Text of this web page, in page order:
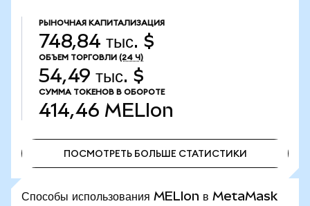
РЫНОЧНАЯ КАПИТАЛИЗАЦИЯ
748,84 тыс. $
ОБЪЕМ ТОРГОВЛИ (24 Ч)
54,49 тыс. $
СУММА ТОКЕНОВ В ОБОРОТЕ
414,46 MELIon
ПОСМОТРЕТЬ БОЛЬШЕ СТАТИСТИКИ
Способы использования MELIon в MetaMask